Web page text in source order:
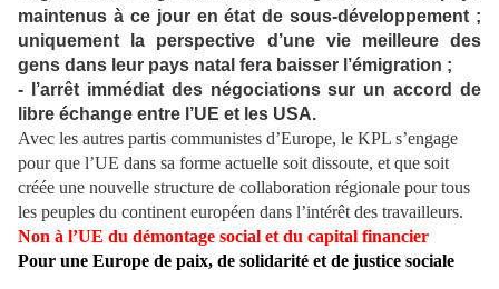
maintenus à ce jour en état de sous-développement ;
uniquement la perspective d’une vie meilleure des
gens dans leur pays natal fera baisser l’émigration ;
- l’arrêt immédiat des négociations sur un accord de
libre échange entre l’UE et les USA.
Avec les autres partis communistes d’Europe, le KPL s’engage
pour que l’UE dans sa forme actuelle soit dissoute, et que soit
créée une nouvelle structure de collaboration régionale pour tous
les peuples du continent européen dans l’intérêt des travailleurs.
Non à l’UE du démontage social et du capital financier
Pour une Europe de paix, de solidarité et de justice sociale